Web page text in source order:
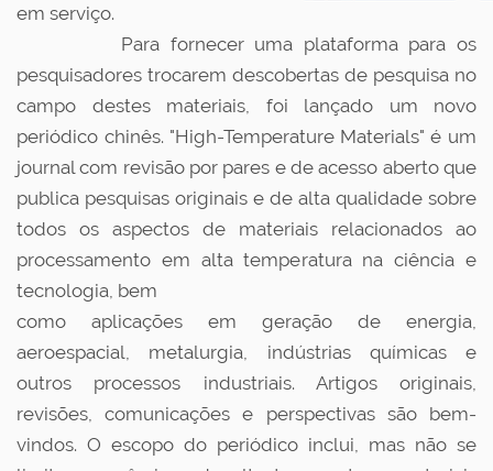
em serviço.
Para fornecer uma plataforma para os
pesquisadores trocarem descobertas de pesquisa no
campo destes materiais, foi lançado um novo
periódico chinês. "High-Temperature Materials" é um
journal com revisão por pares e de acesso aberto que
publica pesquisas originais e de alta qualidade sobre
todos os aspectos de materiais relacionados ao
processamento em alta temperatura na ciência e
tecnologia, bem
como aplicações em geração de energia,
aeroespacial, metalurgia, indústrias químicas e
outros processos industriais. Artigos originais,
revisões, comunicações e perspectivas são bem-
vindos. O escopo do periódico inclui, mas não se